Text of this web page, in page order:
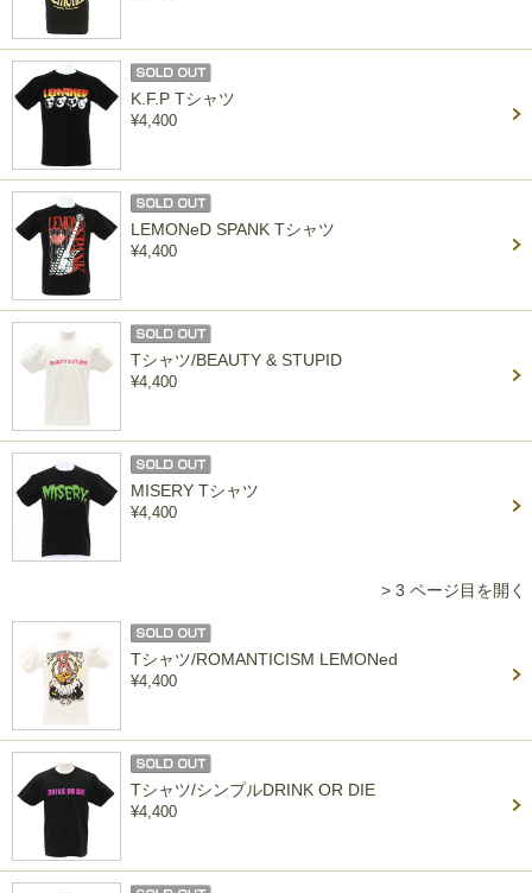
K.F.P Tシャツ
¥4,400
LEMONeD SPANK Tシャツ
¥4,400
Tシャツ/BEAUTY & STUPID
¥4,400
MISERY Tシャツ
¥4,400
> 3 ページ目を開く
Tシャツ/ROMANTICISM LEMONed
¥4,400
Tシャツ/シンプルDRINK OR DIE
¥4,400